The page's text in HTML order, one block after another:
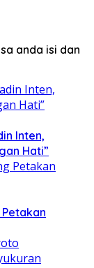
anda isi dan
Inten,
Hati”